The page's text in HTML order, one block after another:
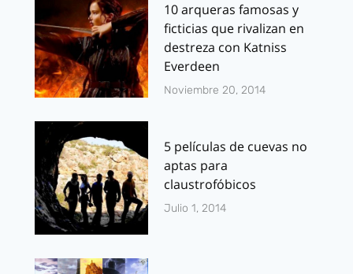
10 arqueras famosas y
ficticias que rivalizan en
destreza con Katniss
Everdeen
Noviembre 20, 2014
5 películas de cuevas no
aptas para
claustrofóbicos
Julio 1, 2014